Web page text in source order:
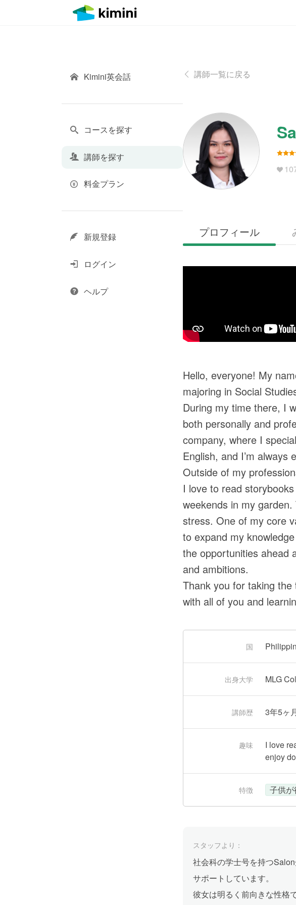
講師一覧に戻る
プロフィール
Hello, everyone! My
majoring in Social
During my time there, I
both personally and
company, where I
English, and I’m
Outside of my
I love to read
weekends in my
stress. One of my core
to expand my
the opportunities ahead
and ambitions.
Thank you for taking
with all of you and
国
出身大学 MLG
講師歴 3年5ヶ
趣味
I love
enjoy
特徴 子供
スタッフより：
社会科の学士号を持つ
サポートしています。
彼女は明るく前向きな性格
Kimini英会話
コースを探す
講師を探す
料金プラン
新規登録
ログイン
ヘルプ